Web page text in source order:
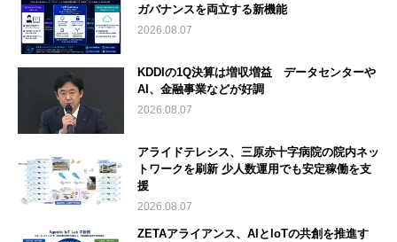
ガバナンスを両立する新機能
2026.08.07
KDDIの1Q決算は増収増益 データセンターや
AI、金融事業などが好調
2026.08.07
アライドテレシス、三原赤十字病院の院内ネッ
トワークを刷新 少人数運用でも安定稼働を支
援
2026.08.07
ZETAアライアンス、AIとIoTの共創を推進す